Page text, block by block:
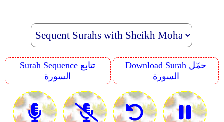
Surah Sequence تتابع
السورة
Download Surah حمّل
السورة